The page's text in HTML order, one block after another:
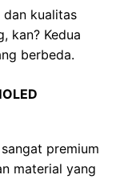
dan kualitas
kan? Kedua
berbeda.
premium
material yang